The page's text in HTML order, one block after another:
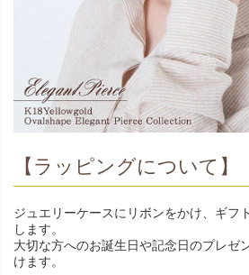
【ラッピングについて】
ジュエリーケースにリボンをかけ、ギフ
します。
大切な方へのお誕生日や記念日のプレゼ
けます。